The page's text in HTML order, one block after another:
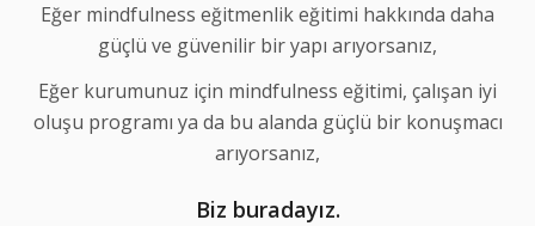
Eğer mindfulness eğitmenlik eğitimi hakkında daha
güçlü ve güvenilir bir yapı arıyorsanız,
Eğer kurumunuz için mindfulness eğitimi, çalışan iyi
oluşu programı ya da bu alanda güçlü bir konuşmacı
arıyorsanız,
Biz buradayız.